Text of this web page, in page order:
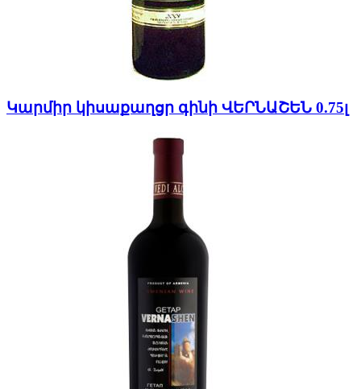
Կարմիր կիսաքաղցր գինի ՎԵՐՆԱՇԵՆ 0.75լ